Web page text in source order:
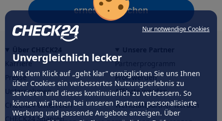
Nur notwendige Cookies
Unvergleichlich lecker
Mit dem Klick auf „geht klar” ermöglichen Sie uns Ihnen
über Cookies ein verbessertes Nutzungserlebnis zu
servieren und dieses kontinuierlich zu verbessern. So
können wir Ihnen bei unseren Partnern personalisierte
Werbung und passende Angebote anzeigen. Über
erneut versuchen
Karriere
Presse
Unternehmen
CHECK24 Österreich
CHECK24 Spanien
Partnerprogramm
Profi werden
Affiliate werden
Werkstattpartner werden